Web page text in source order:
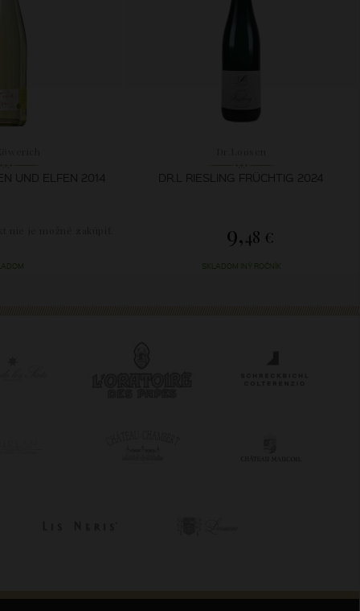
UND ELFEN 2014 DR.L RIESLING FRÜCHTIG 2024
9,48 €
SKLADOM INÝ ROČNÍK